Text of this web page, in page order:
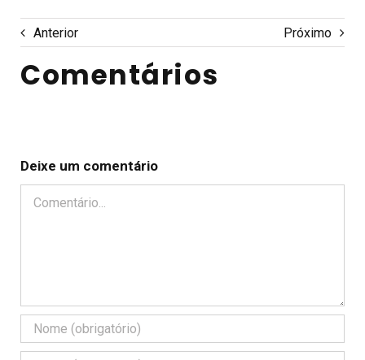
Anterior Próximo
Comentários
Deixe um comentário
Comentário